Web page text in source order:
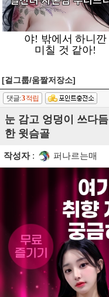
[걸그룹/움짤저장소]
댓글:3적립
눈 감고 엉덩이 쓰다
한 윗슴골
작성자: 퍼나르는매